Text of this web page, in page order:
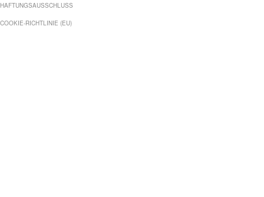
HAFTUNGSAUSSCHLUSS
COOKIE-RICHTLINIE (EU)